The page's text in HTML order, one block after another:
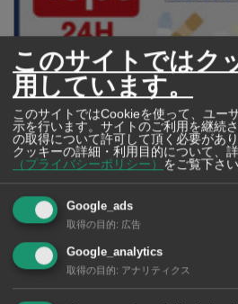
【タイ・バンコク】 マルシェトンロー内
2026年版
このサイトではク
用しています。
このサイトではCookieを使って、ユー
示を行います。サイトのご利用を継続
の取得について許可して頂く必要があり
クッキーの詳細・利用目的について、
（プライバシーポリシー）
をご覧下さい
Google_ads
取得の目的: 広告
Google_analytics
取得の目的: アナリティクス